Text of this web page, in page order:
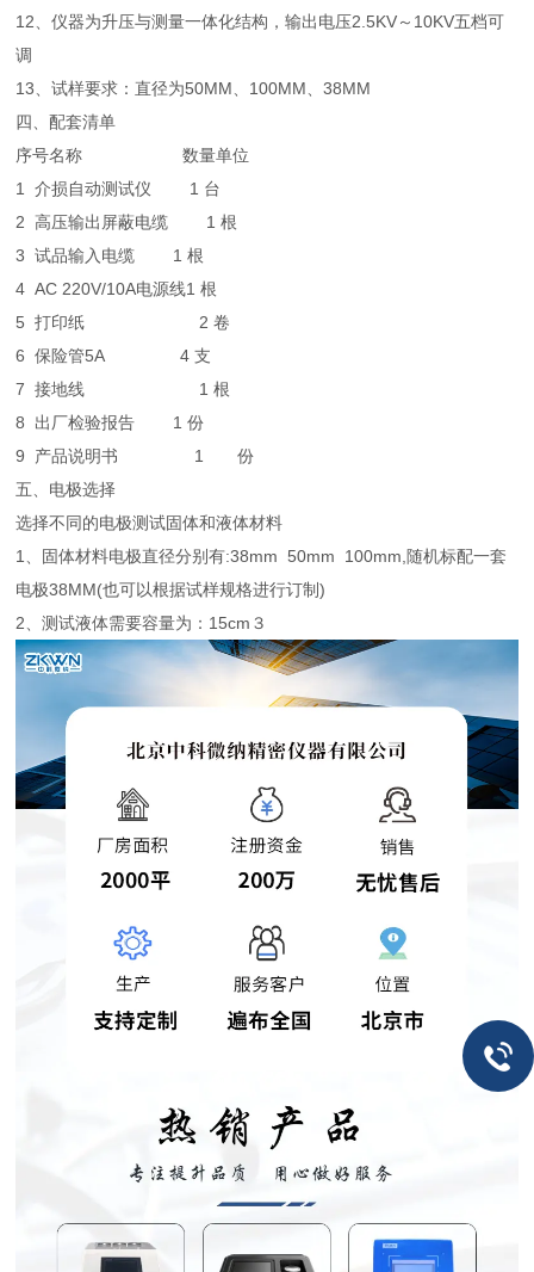
12、仪器为升压与测量一体化结构，输出电压2.5KV～10KV五档可
调
13、试样要求：直径为50MM、100MM、38MM
四、配套清单
序号名称 数量单位
1 介损自动测试仪 1 台
2 高压输出屏蔽电缆 1 根
3 试品输入电缆 1 根
4 AC 220V/10A电源线1 根
5 打印纸 2 卷
6 保险管5A4 支
7 接地线 1 根
8
出厂检验报告 1 份
9
产品说明书 1 份
五、电极选择
选择不同的电极测试固体和液体材料
1、固体材料电极直径分别有:38mm 50mm 100mm,随机标配一套
电极38MM(也可以根据试样规格进行订制)
2、测试液体需要容量为：15cm３